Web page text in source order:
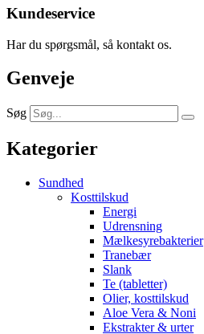
Kundeservice
Har du spørgsmål, så kontakt os.
Genveje
Søg
Kategorier
Sundhed
Kosttilskud
Energi
Udrensning
Mælkesyrebakterier
Tranebær
Slank
Te (tabletter)
Olier, kosttilskud
Aloe Vera & Noni
Ekstrakter & urter